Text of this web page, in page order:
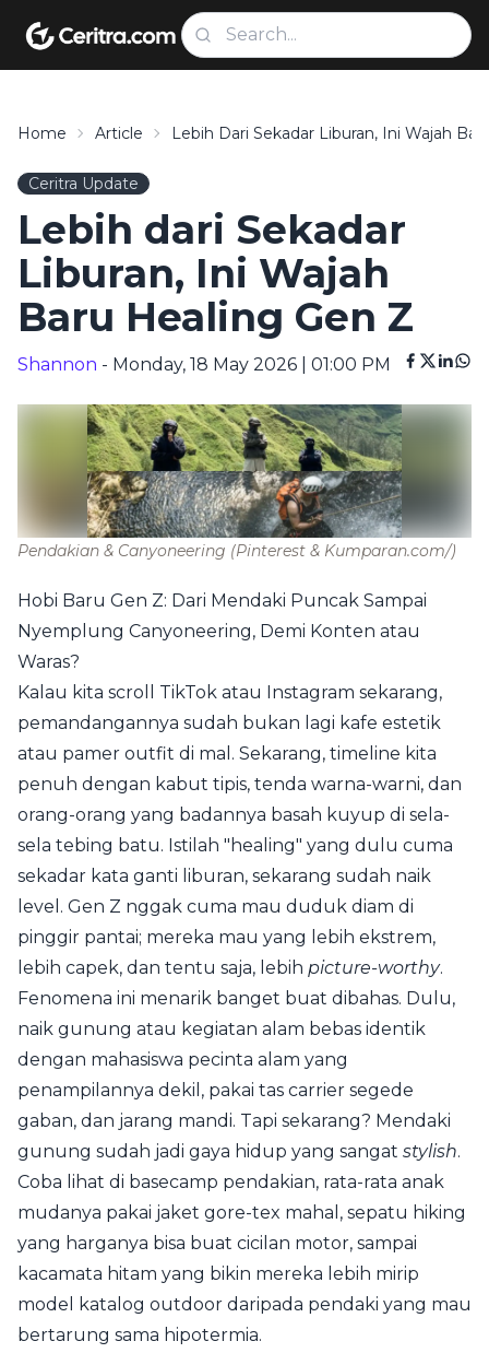
Home Article Lebih Dari Sekadar Liburan, Ini Wajah
Ceritra Update
Lebih dari Sekadar
Liburan, Ini Wajah
Baru Healing Gen Z
Shannon - Monday, 18 May 2026 | 01:00 PM
Pendakian & Canyoneering (Pinterest & Kumparan.com/)
Hobi Baru Gen Z: Dari Mendaki Puncak Sampai
Nyemplung Canyoneering, Demi Konten atau
Waras?
Kalau kita scroll TikTok atau Instagram sekarang,
pemandangannya sudah bukan lagi kafe estetik
atau pamer outfit di mal. Sekarang, timeline kita
penuh dengan kabut tipis, tenda warna-warni, dan
orang-orang yang badannya basah kuyup di sela-
sela tebing batu. Istilah "healing" yang dulu cuma
sekadar kata ganti liburan, sekarang sudah naik
level. Gen Z nggak cuma mau duduk diam di
pinggir pantai; mereka mau yang lebih ekstrem,
lebih capek, dan tentu saja, lebih picture-worthy.
Fenomena ini menarik banget buat dibahas. Dulu,
naik gunung atau kegiatan alam bebas identik
dengan mahasiswa pecinta alam yang
penampilannya dekil, pakai tas carrier segede
gaban, dan jarang mandi. Tapi sekarang? Mendaki
gunung sudah jadi gaya hidup yang sangat stylish.
Coba lihat di basecamp pendakian, rata-rata anak
mudanya pakai jaket gore-tex mahal, sepatu hiking
yang harganya bisa buat cicilan motor, sampai
kacamata hitam yang bikin mereka lebih mirip
model katalog outdoor daripada pendaki yang mau
bertarung sama hipotermia.